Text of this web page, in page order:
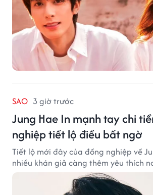
SAO 3 giờ trước
Jung Hae In mạnh tay chi
nghiệp tiết lộ điều bất ngờ
Tiết lộ mới đây của đồng nghiệp về
nhiều khán giả càng thêm yêu thích